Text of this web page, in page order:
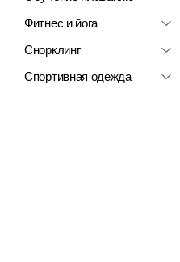
Фитнес и йога
Снорклинг
Спортивная одежда